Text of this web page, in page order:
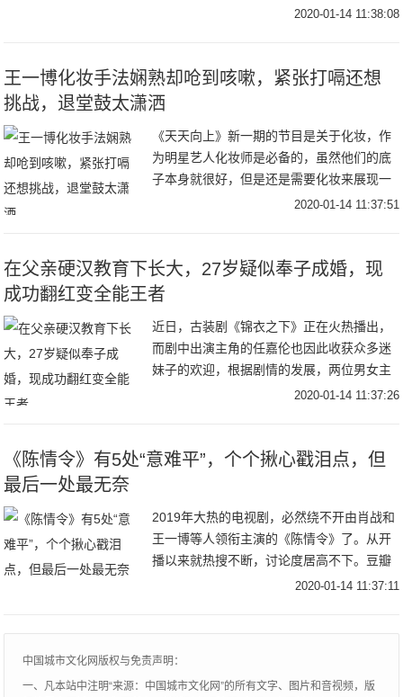
上了好几个，全网的播放数据亮眼，热度第
2020-01-14 11:38:08
王一博化妆手法娴熟却呛到咳嗽，紧张打嗝还想
挑战，退堂鼓太潇洒
《天天向上》新一期的节目是关于化妆，作
为明星艺人化妆师是必备的，虽然他们的底
子本身就很好，但是还是需要化妆来展现一
个精致的自己。王一博在帮嘉宾化妆的过程
2020-01-14 11:37:51
在父亲硬汉教育下长大，27岁疑似奉子成婚，现
成功翻红变全能王者
近日，古装剧《锦衣之下》正在火热播出，
而剧中出演主角的任嘉伦也因此收获众多迷
妹子的欢迎，根据剧情的发展，两位男女主
角已经开始从日常互怼的模式向虐狗撒花的
2020-01-14 11:37:26
《陈情令》有5处“意难平”，个个揪心戳泪点，但
最后一处最无奈
2019年大热的电视剧，必然绕不开由肖战和
王一博等人领衔主演的《陈情令》了。从开
播以来就热搜不断，讨论度居高不下。豆瓣
评分从开播时的4.8分一路涨到8.2分，实力
2020-01-14 11:37:11
中国城市文化网版权与免责声明：
一、凡本站中注明“来源：中国城市文化网”的所有文字、图片和音视频，版